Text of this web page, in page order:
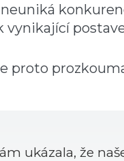
vynikající
proto
ukázala, že